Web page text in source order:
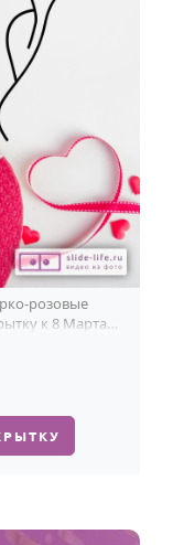
розовые
к 8 Марта